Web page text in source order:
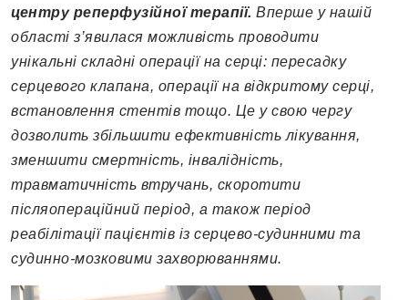
центру реперфузійної терапії. Вперше у нашій
області з’явилася можливість проводити
унікальні складні операції на серці: пересадку
серцевого клапана, операції на відкритому серці,
встановлення стентів тощо. Це у свою чергу
дозволить збільшити ефективність лікування,
зменшити смертність, інвалідність,
травматичність втручань, скоротити
післяопераційний період, а також період
реабілітації пацієнтів із серцево-судинними та
судинно-мозковими захворюваннями.